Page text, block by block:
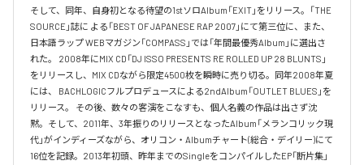
そして、同年、自身初となる待望の1stソロAlbum「EXIT」をリリース。「THE
SOURCE」誌に よる「BEST OF JAPANESE RAP 2007」にて第三位に、また、
日本語ラップ WEBマガジン「COMPASS」では「年間最優秀Album」に選出さ
れた。 2008年にMIX CD「DJ ISSO PRESENTS RE ROLLED UP 28 BLUNTS」
をリリースし、MIX CDながら限定4500枚を瞬時に売り切る。同年2008年夏
には、 BACHLOGICフルプロデュースによる2ndAlbum「OUTLET BLUES」を
リリース。 その後、数々の客演をこなすも、個人名義の作品は出さず沈
黙。そして、2011年、3年振りのリリースとなったAlbum「メランコリック現
代」がインディーズながら、オリコン・Albumチャート(総合・デイリー)にて
16位を記録。2013年初頭、昨年までのSingleをコンパイルしたEP「断片集」